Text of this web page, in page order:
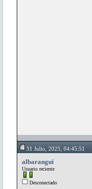
31 Julio, 2025, 04:45:51
albarangui
Usuario reciente
Desconectado